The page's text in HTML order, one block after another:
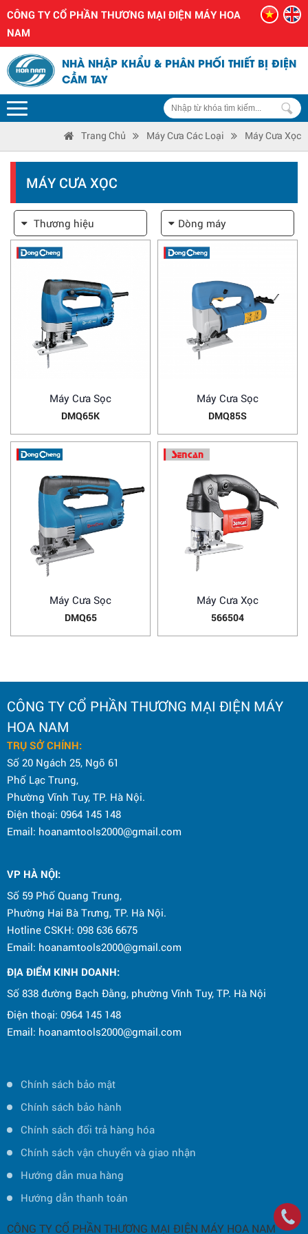
CÔNG TY CỔ PHẦN THƯƠNG MẠI ĐIỆN MÁY HOA
NAM
NHÀ NHẬP KHẨU & PHÂN PHỐI THIẾT BỊ ĐIỆN
CẦM TAY
Trang Chủ Máy Cưa Các Loại Máy Cưa Xọc
MÁY CƯA XỌC
Thương hiệu Dòng máy
Máy Cưa Sọc
DMQ65K
Máy Cưa Sọc
DMQ85S
Máy Cưa Sọc
DMQ65
Máy Cưa Xọc
566504
CÔNG TY CỔ PHẦN THƯƠNG MẠI ĐIỆN MÁY
HOA NAM
TRỤ SỞ CHÍNH:
Số 20 Ngách 25, Ngõ 61
Phố Lạc Trung,
Phường Vĩnh Tuy, TP. Hà Nội.
Điện thoại: 0964 145 148
Email: hoanamtools2000@gmail.com
VP HÀ NỘI:
Số 59 Phố Quang Trung,
Phường Hai Bà Trưng, TP. Hà Nội.
Hotline CSKH: 098 636 6675
Email: hoanamtools2000@gmail.com
ĐỊA ĐIỂM KINH DOANH:
Số 838 đường Bạch Đằng, phường Vĩnh Tuy, TP. Hà Nội
Điện thoại: 0964 145 148
Email: hoanamtools2000@gmail.com
Chính sách bảo mật
Chính sách bảo hành
Chính sách đổi trả hàng hóa
Chính sách vận chuyển và giao nhận
Hướng dẫn mua hàng
Hướng dẫn thanh toán
CÔNG TY CỔ PHẦN THƯƠNG MẠI ĐIỆN MÁY HOA NAM